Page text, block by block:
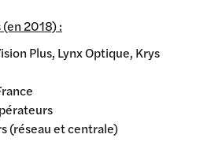
(en 2018) :
Plus, Lynx Optique, Krys
(réseau et centrale)